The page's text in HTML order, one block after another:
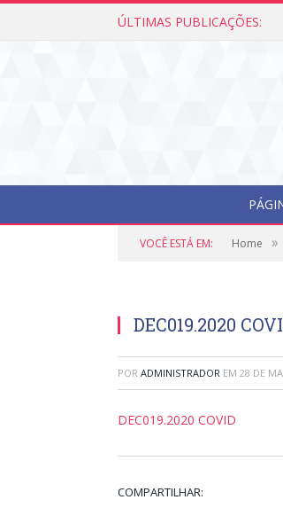
ÚLTIMAS PUBLICAÇÕES:
VOCÊ ESTÁ EM: Home »
DEC019.2020
POR ADMINISTRADOR EM 28 DE
DEC019.2020 COVID
COMPARTILHAR: